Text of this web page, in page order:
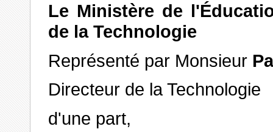
Le Ministère de
de la Technologie
Représenté par Monsieur
Directeur de la Technologie
d'une part,